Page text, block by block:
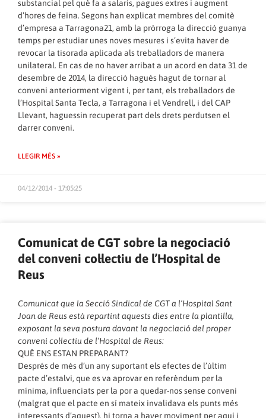
substancial pel què fa a salaris, pagues extres i augment
d’hores de feina. Segons han explicat membres del comitè
d’empresa a Tarragona21, amb la pròrroga la direcció guanya
temps per estudiar unes noves mesures i s’evita haver de
revocar la tisorada aplicada als treballadors de manera
unilateral. En cas de no haver arribat a un acord en data 31 de
desembre de 2014, la direcció hagués hagut de tornar al
conveni anteriorment vigent i, per tant, els treballadors de
l’Hospital Santa Tecla, a Tarragona i el Vendrell, i del CAP
Llevant, haguessin recuperat part dels drets perdutsen el
darrer conveni.
LLEGIR MÉS »
04/12/2014 - 17:05:25
Comunicat de CGT sobre la negociació
del conveni col·lectiu de l’Hospital de
Reus
Comunicat que la Secció Sindical de CGT a l’Hospital Sant
Joan de Reus està repartint aquests dies entre la plantilla,
exposant la seva postura davant la negociació del proper
conveni col·lectiu de l’Hospital de Reus:
QUÈ ENS ESTAN PREPARANT?
Després de més d’un any suportant els efectes de l’últim
pacte d’estalvi, que es va aprovar en referèndum per la
mínima, influenciats per la por a quedar-nos sense conveni
(malgrat que el pacte en sí mateix invalidava els punts més
interessants d’aquest), hi torna a haver moviment per aquí i